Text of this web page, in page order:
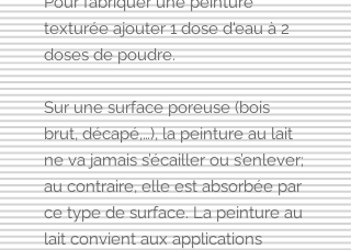
texturée ajouter 1 dose d'eau à 2
doses de poudre.
Sur une surface poreuse (bois
brut, décapé,…), la peinture au lait
ne va jamais s’écailler ou s’enlever;
au contraire, elle est absorbée par
ce type de surface. La peinture au
lait convient aux applications